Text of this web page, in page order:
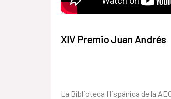
XIV Premio Juan Andrés
La Biblioteca Hispánica de la